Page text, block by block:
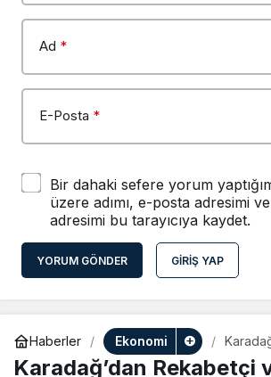
Ad *
E-Posta *
Bir dahaki sefere yorum
üzere adımı, e-posta adresimi
adresimi bu tarayıcıya kaydet.
YORUM GÖNDER GIRIŞ YAP
Haberler Ekonomi
ve
Karadağ’dan Rekabetçi